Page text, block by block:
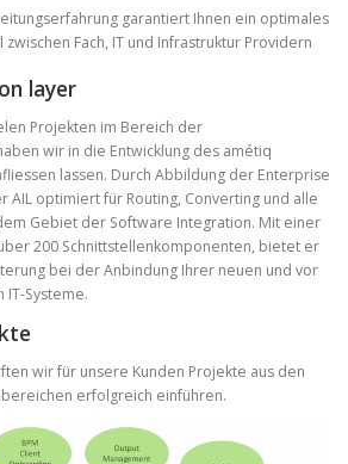
garantiert Ihnen ein optimales
Fach, IT und Infrastruktur Providern
layer
Projekten im Bereich der
wir in die Entwicklung des amétiq
lassen. Durch Abbildung der Enterprise
AIL optimiert für Routing, Converting und alle
Gebiet der Software Integration. Mit einer
200 Schnittstellenkomponenten, bietet er
bei der Anbindung Ihrer neuen und vor
Systeme.
wir für unsere Kunden Projekte aus den
erfolgreich einführen.